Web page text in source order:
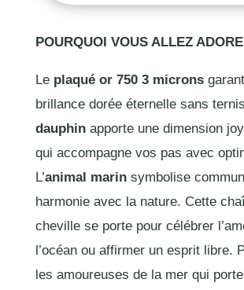
POURQUOI VOUS ALLEZ
Le plaqué or 750 3 microns
brillance dorée éternelle sans
dauphinapporte une dimension
qui accompagne vos pas avec
L’animal marinsymbolise
harmonie avec la nature. Cette
cheville se porte pour célébrer
l’océan ou affirmer un esprit libre.
les amoureuses de la mer qui